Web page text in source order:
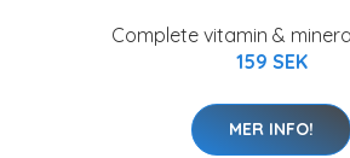
Complete vitamin &
159 SEK
MER INFO!